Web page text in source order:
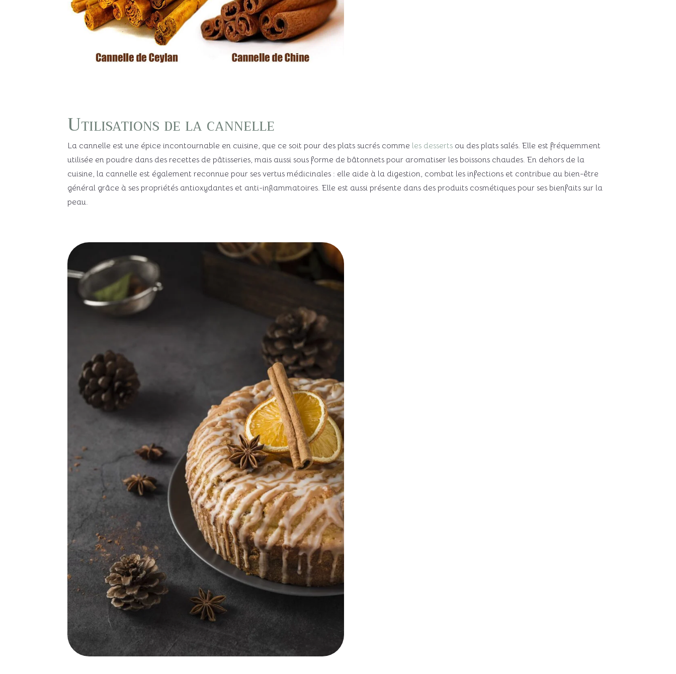
Utilisations de la cannelle
La cannelle est une épice incontournable en cuisine, que ce soit pour des plats sucrés comme les desserts ou des plats salés. Elle est fréquemment
utilisée en poudre dans des recettes de pâtisseries, mais aussi sous forme de bâtonnets pour aromatiser les boissons chaudes. En dehors de la
cuisine, la cannelle est également reconnue pour ses vertus médicinales : elle aide à la digestion, combat les infections et contribue au bien-être
général grâce à ses propriétés antioxydantes et anti-inflammatoires. Elle est aussi présente dans des produits cosmétiques pour ses bienfaits sur la
peau.